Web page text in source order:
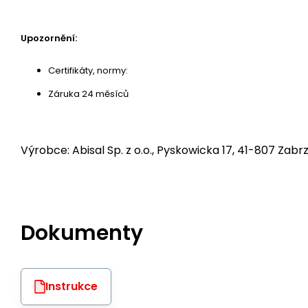
Upozornění:
Certifikáty, normy:
Záruka 24 měsíců
Výrobce: Abisal Sp. z o.o., Pyskowicka 17, 41-807
Dokumenty
Instrukce